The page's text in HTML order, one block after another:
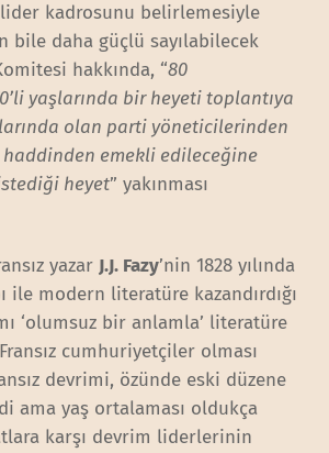
kadrosunu belirlemesiyle
bile daha güçlü sayılabilecek
hakkında, “80
yaşlarında bir heyeti toplantıya
olan parti yöneticilerinden
emekli edileceğine
heyet” yakınması
yazar J.J. Fazy’nin 1828 yılında
ile modern literatüre kazandırdığı
‘olumsuz bir anlamla’ literatüre
cumhuriyetçiler olması
devrimi, özünde eski düzene
ama yaş ortalaması oldukça
karşı devrim liderlerinin